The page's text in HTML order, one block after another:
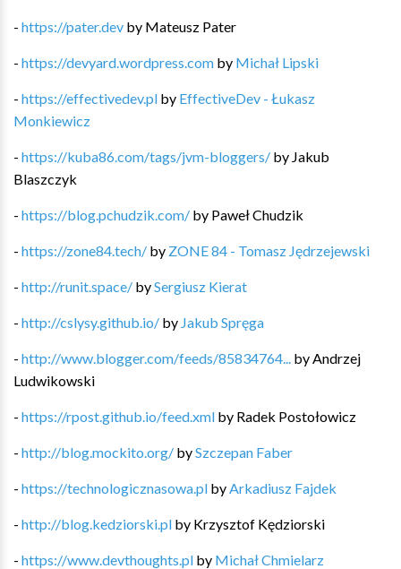
- https://pater.dev by Mateusz Pater
- https://devyard.wordpress.com by Michał Lipski
- https://effectivedev.pl by EffectiveDev - Łukasz
Monkiewicz
- https://kuba86.com/tags/jvm-bloggers/ by Jakub
Blaszczyk
- https://blog.pchudzik.com/ by Paweł Chudzik
- https://zone84.tech/ by ZONE 84 - Tomasz Jędrzejewski
- http://runit.space/ bySergiusz Kierat
- http://cslysy.github.io/ by Jakub Spręga
- http://www.blogger.com/feeds/85834764... by Andrzej
Ludwikowski
- https://rpost.github.io/feed.xml by Radek Postołowicz
- http://blog.mockito.org/ bySzczepan Faber
- https://technologicznasowa.pl by Arkadiusz Fajdek
- http://blog.kedziorski.pl by Krzysztof Kędziorski
- https://www.devthoughts.pl by Michał Chmielarz